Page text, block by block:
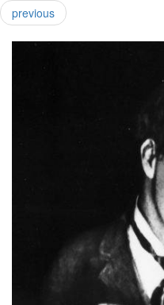
previous